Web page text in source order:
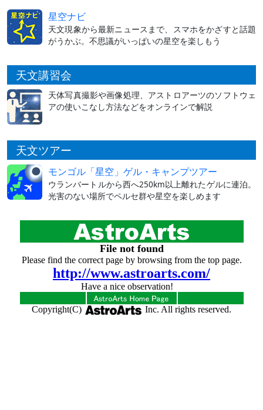
星空ナビ
天文現象から最新ニュースまで、スマホをかざすと話題
がうかぶ。不思議がいっぱいの星空を楽しもう
天文講習会
天体写真撮影や画像処理、アストロアーツのソフトウェ
アの使いこなし方法などをオンラインで解説
天文ツアー
モンゴル「星空」ゲル・キャンプツアー
ウランバートルから西へ250km以上離れたゲルに連泊。
光害のない場所でペルセ群や星空を楽しめます